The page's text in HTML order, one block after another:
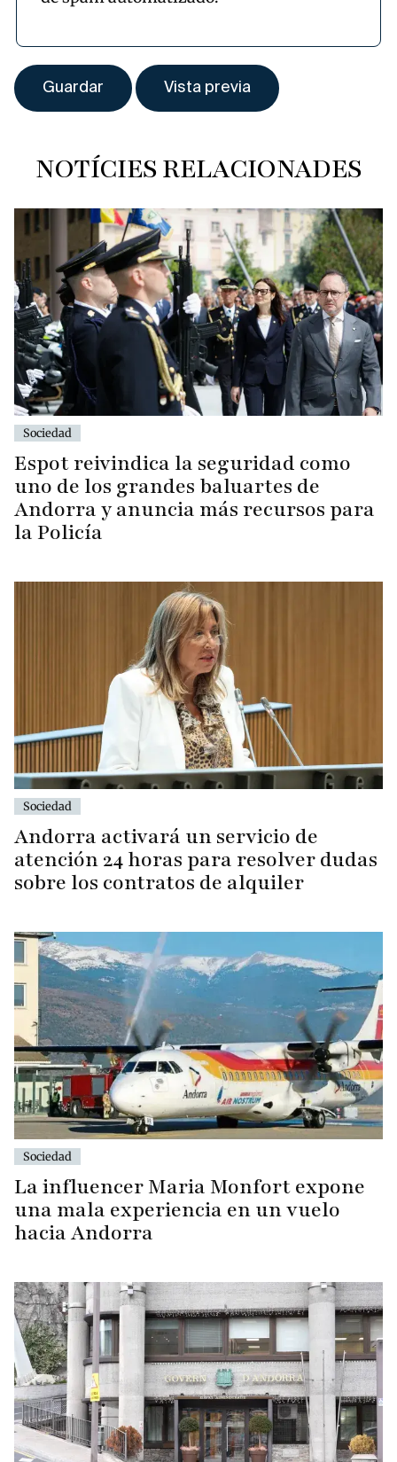
NOTÍCIES RELACIONADES
Sociedad
Espot reivindica la seguridad como
uno de los grandes baluartes de
Andorra y anuncia más recursos para
la Policía
Sociedad
Andorra activará un servicio de
atención 24 horas para resolver dudas
sobre los contratos de alquiler
Sociedad
La influencer Maria Monfort expone
una mala experiencia en un vuelo
hacia Andorra